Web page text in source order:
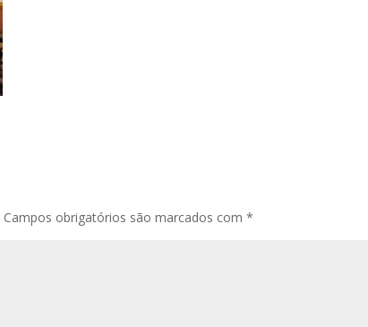
Campos obrigatórios são marcados com*